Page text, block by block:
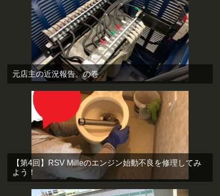
元店主の近況報告。の巻
【第4回】RSV Milleのエンジン始動不良を修理してみ
よう！